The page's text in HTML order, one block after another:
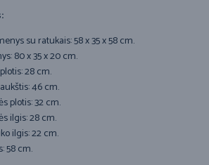
su ratukais: 58 x 35 x 58 cm.
80 x 35 x 20 cm.
28 cm.
46 cm.
plotis: 32 cm.
ilgis: 28 cm.
ilgis: 22 cm.
58 cm.